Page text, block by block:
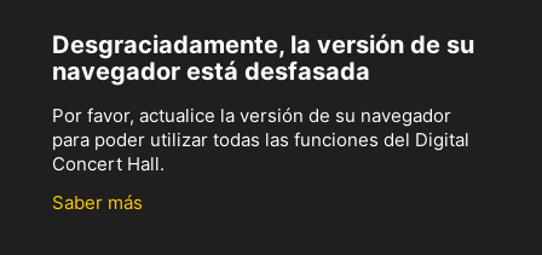
Desgraciadamente, la versión de su
navegador está desfasada
Por favor, actualice la versión de su navegador
para poder utilizar todas las funciones del Digital
Concert Hall.
Saber más